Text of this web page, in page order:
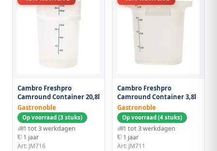
Cambro Freshpro
Camround Container 20,8l
Gastronoble
Op voorraad (3 stuks)
1 tot 3 werkdagen
1 jaar
Art: JM716
Cambro Freshpro
Camround Container 3,8l
Gastronoble
Op voorraad (4 stuks)
1 tot 3 werkdagen
1 jaar
Art: JM711